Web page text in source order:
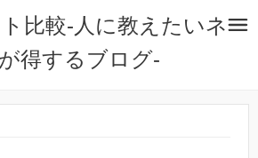
比較-人に教えたいネ
得するブログ-